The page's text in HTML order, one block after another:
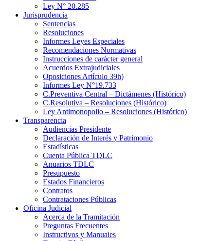
Ley N° 20.285
Jurisprudencia
Sentencias
Resoluciones
Informes Leyes Especiales
Recomendaciones Normativas
Instrucciones de carácter general
Acuerdos Extrajudiciales
Oposiciones Artículo 39h)
Informes Ley N°19.733
C.Preventiva Central – Dictámenes (Histórico)
C.Resolutiva – Resoluciones (Histórico)
Ley Antimonopolio – Resoluciones (Histórico)
Transparencia
Audiencias Presidente
Declaración de Interés y Patrimonio
Estadísticas
Cuenta Pública TDLC
Anuarios TDLC
Presupuesto
Estados Financieros
Contratos
Contrataciones Públicas
Oficina Judicial
Acerca de la Tramitación
Preguntas Frecuentes
Instructivos y Manuales